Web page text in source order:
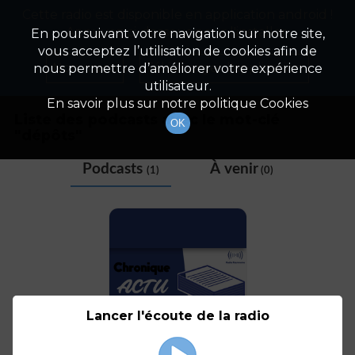
Tag
Liste des podcasts avec le mot-clé
Podcasts (1) À venir(0)
En poursuivant votre navigation sur notre site,
vous acceptez l’utilisation de cookies afin de
nous permettre d’améliorer votre expérience
utilisateur.
En savoir plus sur notre politique Cookies
OK
Appuyez ci-dessous pour l'installer.
Non merci Télécharger l'application
Lancer l'écoute de la radio